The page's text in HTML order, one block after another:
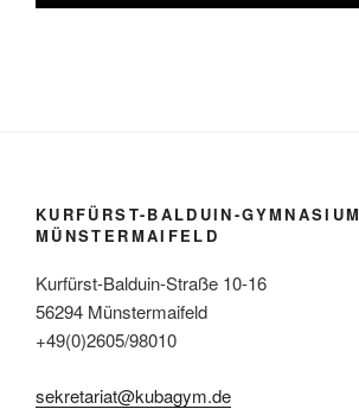
KURFÜRST-BALDUIN-GYMNASIUM
MÜNSTERMAIFELD
Kurfürst-Balduin-Straße 10-16
56294 Münstermaifeld
+49(0)2605/98010
sekretariat@kubagym.de